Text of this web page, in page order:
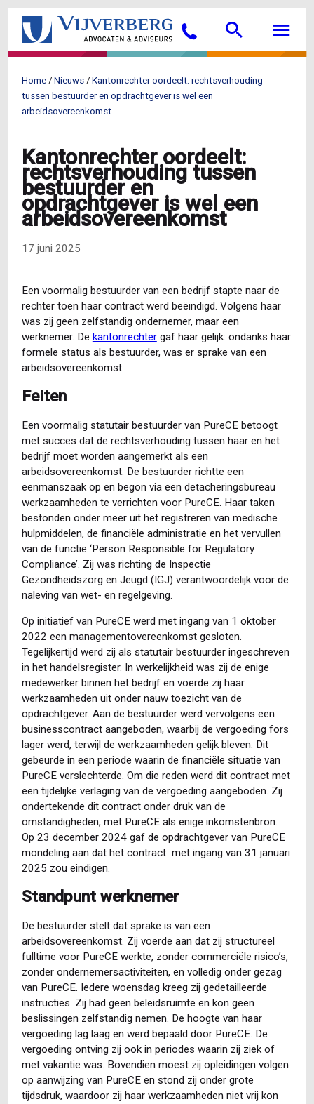
Overslaan
de
gaan
Bellen Search
Kruimelpad
Home Nieuws
Kantonrechter oordeelt: rechtsverhouding
tussen bestuurder en opdrachtgever is wel een
arbeidsovereenkomst
Kantonrechter oordeelt:
rechtsverhouding tussen
bestuurder en
opdrachtgever is wel een
arbeidsovereenkomst
17 juni 2025
Een voormalig bestuurder van een bedrijf stapte naar de
rechter toen haar contract werd beëindigd. Volgens haar
was zij geen zelfstandig ondernemer, maar een
werknemer. De kantonrechtergaf haar gelijk: ondanks haar
formele status als bestuurder, was er sprake van een
arbeidsovereenkomst.
Feiten
Een voormalig statutair bestuurder van PureCE betoogt
met succes dat de rechtsverhouding tussen haar en het
bedrijf moet worden aangemerkt als een
arbeidsovereenkomst. De bestuurder richtte een
eenmanszaak op en begon via een detacheringsbureau
werkzaamheden te verrichten voor PureCE. Haar taken
bestonden onder meer uit het registreren van medische
hulpmiddelen, de financiële administratie en het vervullen
van de functie ‘Person Responsible for Regulatory
Compliance’. Zij was richting de Inspectie
Gezondheidszorg en Jeugd (IGJ) verantwoordelijk voor de
naleving van wet- en regelgeving.
Op initiatief van PureCE werd met ingang van 1 oktober
2022 een managementovereenkomst gesloten.
Tegelijkertijd werd zij als statutair bestuurder ingeschreven
in het handelsregister. In werkelijkheid was zij de enige
medewerker binnen het bedrijf en voerde zij haar
werkzaamheden uit onder nauw toezicht van de
opdrachtgever. Aan de bestuurder werd vervolgens een
businesscontract aangeboden, waarbij de vergoeding fors
lager werd, terwijl de werkzaamheden gelijk bleven. Dit
gebeurde in een periode waarin de financiële situatie van
PureCE verslechterde. Om die reden werd dit contract met
een tijdelijke verlaging van de vergoeding aangeboden. Zij
ondertekende dit contract onder druk van de
omstandigheden, met PureCE als enige inkomstenbron.
Op 23 december 2024 gaf de opdrachtgever van PureCE
mondeling aan dat het contract met ingang van 31 januari
2025 zou eindigen.
Standpunt werknemer
De bestuurder stelt dat sprake is van een
arbeidsovereenkomst. Zij voerde aan dat zij structureel
fulltime voor PureCE werkte, zonder commerciële risico’s,
zonder ondernemersactiviteiten, en volledig onder gezag
van PureCE. Iedere woensdag kreeg zij gedetailleerde
instructies. Zij had geen beleidsruimte en kon geen
beslissingen zelfstandig nemen. De hoogte van haar
vergoeding lag laag en werd bepaald door PureCE. De
vergoeding ontving zij ook in periodes waarin zij ziek of
met vakantie was. Bovendien moest zij opleidingen volgen
op aanwijzing van PureCE en stond zij onder grote
tijdsdruk, waardoor zij haar werkzaamheden niet vrij kon